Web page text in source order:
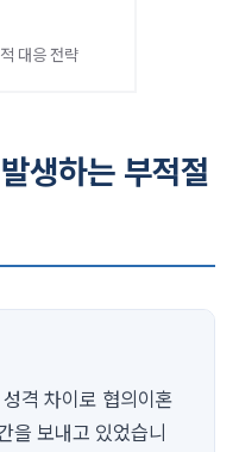
대응 전략
생하는 부적절
격 차이로 협의이혼
을 보내고 있었습니